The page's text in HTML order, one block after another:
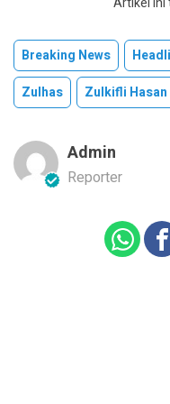
Breaking News
Zulhas
Zulkifli Hasan
Admin
Reporter